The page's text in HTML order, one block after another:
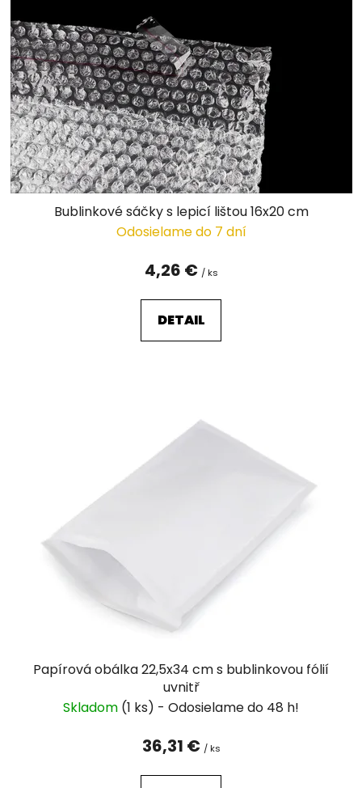
s
p
r
o
d
u
k
t
o
Bublinkové sáčky s lepicí lištou 16x20 cm
Odosielame do 7 dní
4,26 € / ks
DETAIL
Papírová obálka 22,5x34 cm s bublinkovou fólií
uvnitř
Skladom (1 ks)
36,31 € / ks